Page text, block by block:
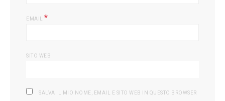
EMAIL *
SITO WEB
SALVA IL MIO NOME, EMAIL E SITO WEB IN QUESTO BROWSER